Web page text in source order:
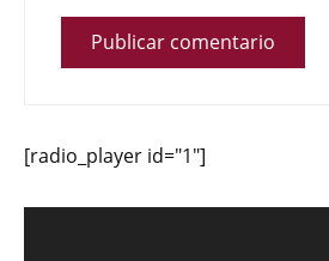
[radio_player id="1"]